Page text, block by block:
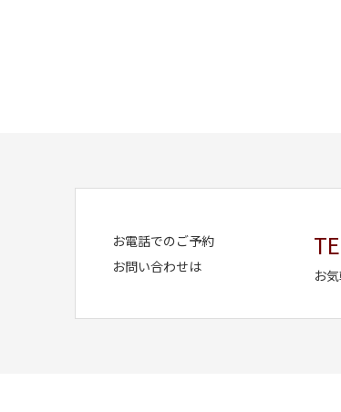
お電話でのご予約
お問い合わせは
お